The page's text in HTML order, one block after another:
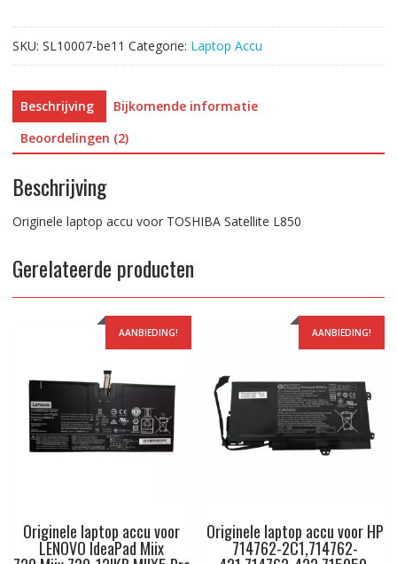
SKU: SL10007-be11 Categorie: Laptop Accu
Beschrijving
Bijkomende informatie
Beoordelingen (2)
Beschrijving
Originele laptop accu voor TOSHIBA Satellite L850
Gerelateerde producten
AANBIEDING!
Originele laptop accu voor
LENOVO IdeaPad Miix
AANBIEDING!
Originele laptop accu voor HP
714762-2C1,714762-